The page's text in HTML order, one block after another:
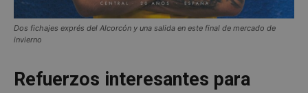
Dos fichajes exprés del Alcorcón y una salida en este final de mercado de
invierno
Refuerzos interesantes para